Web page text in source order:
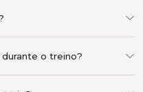
o treino?